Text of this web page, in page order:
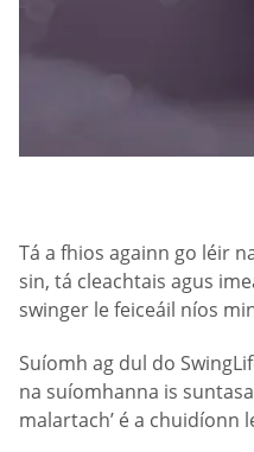
Tá a fhios againn go léir
sin, tá cleachtais agus
swinger le feiceáil níos
Suíomh ag dul do
na suíomhanna is
malartach’ é a